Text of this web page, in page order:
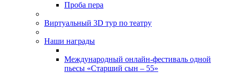
Проба пера
Виртуальный 3D тур по театру
Наши награды
Международный онлайн-фестиваль одной
пьесы «Старший сын – 55»